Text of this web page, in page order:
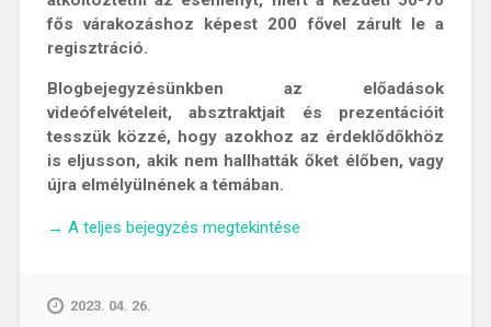
fős várakozáshoz képest 200 fővel zárult le a
regisztráció.
Blogbejegyzésünkben az előadások
videófelvételeit, absztraktjait és prezentációit
tesszük közzé, hogy azokhoz az érdeklődőkhöz
is eljusson, akik nem hallhatták őket élőben, vagy
újra elmélyülnének a témában.
„Könyvtári
publikációs
→ A teljes bejegyzés megtekintése
2023. 04. 26.